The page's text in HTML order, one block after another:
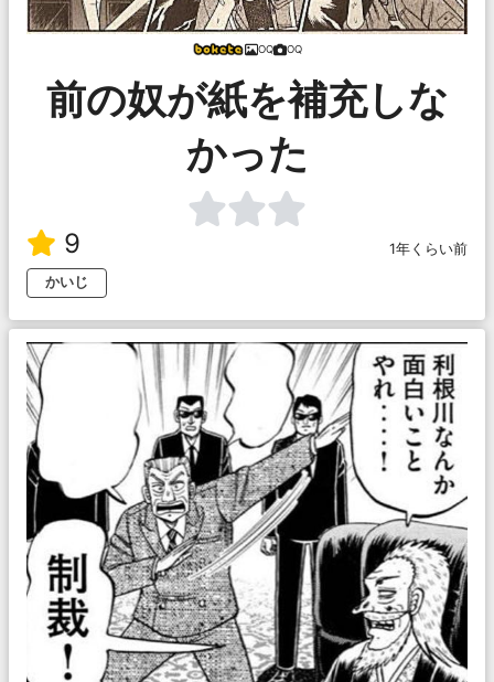
OQ OQ
前の奴が紙を補充しな
かった
9
1年くらい前
かいじ